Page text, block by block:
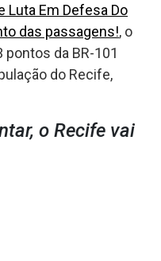
Luta Em Defesa Do
das passagens!, o
pontos da BR-101
do Recife,
o Recife vai